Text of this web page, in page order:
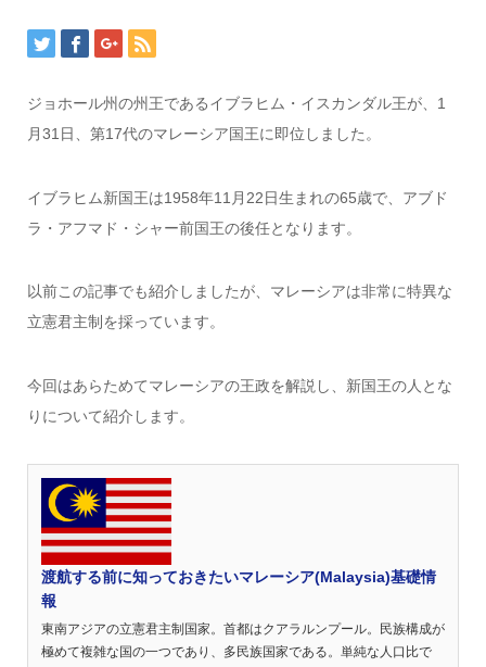
ジョホール州の州王であるイブラヒム・イスカンダル王が、1
月31日、第17代のマレーシア国王に即位しました。
イブラヒム新国王は1958年11月22日生まれの65歳で、アブド
ラ・アフマド・シャー前国王の後任となります。
以前この記事でも紹介しましたが、マレーシアは非常に特異な
立憲君主制を採っています。
今回はあらためてマレーシアの王政を解説し、新国王の人とな
りについて紹介します。
渡航する前に知っておきたいマレーシア(Malaysia)基礎情
報
東南アジアの立憲君主制国家。首都はクアラルンプール。民族構成が
極めて複雑な国の一つであり、多民族国家である。単純な人口比で